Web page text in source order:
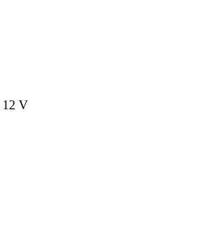
12 V